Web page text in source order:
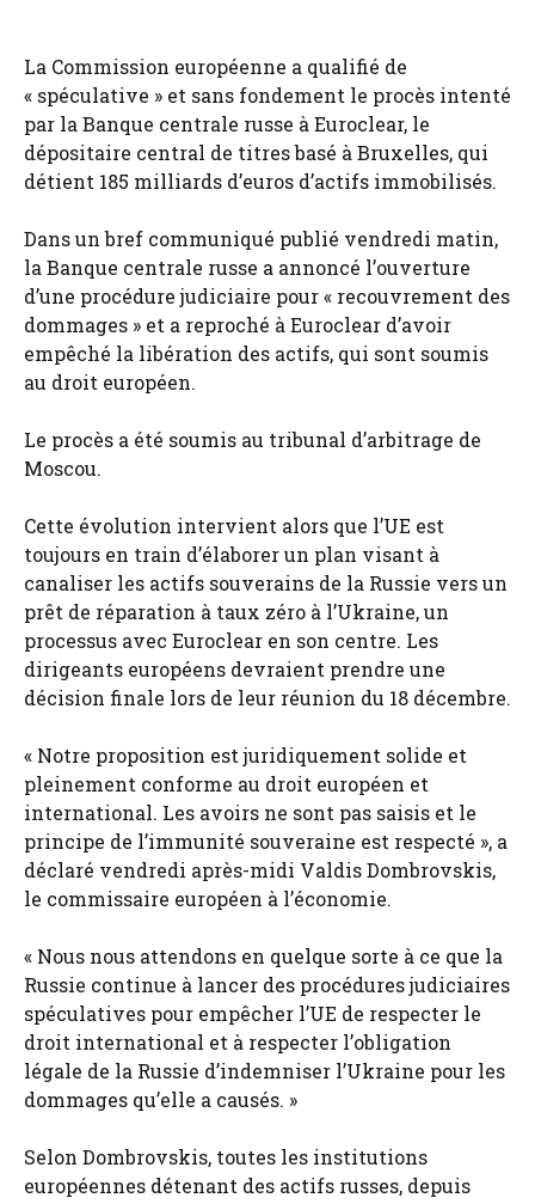
La Commission européenne a qualifié de
« spéculative » et sans fondement le procès intenté
par la Banque centrale russe à Euroclear, le
dépositaire central de titres basé à Bruxelles, qui
détient 185 milliards d’euros d’actifs immobilisés.
Dans un bref communiqué publié vendredi matin,
la Banque centrale russe a annoncé l’ouverture
d’une procédure judiciaire pour « recouvrement des
dommages » et a reproché à Euroclear d’avoir
empêché la libération des actifs, qui sont soumis
au droit européen.
Le procès a été soumis au tribunal d’arbitrage de
Moscou.
Cette évolution intervient alors que l’UE est
toujours en train d’élaborer un plan visant à
canaliser les actifs souverains de la Russie vers un
prêt de réparation à taux zéro à l’Ukraine, un
processus avec Euroclear en son centre. Les
dirigeants européens devraient prendre une
décision finale lors de leur réunion du 18 décembre.
« Notre proposition est juridiquement solide et
pleinement conforme au droit européen et
international. Les avoirs ne sont pas saisis et le
principe de l’immunité souveraine est respecté », a
déclaré vendredi après-midi Valdis Dombrovskis,
le commissaire européen à l’économie.
« Nous nous attendons en quelque sorte à ce que la
Russie continue à lancer des procédures judiciaires
spéculatives pour empêcher l’UE de respecter le
droit international et à respecter l’obligation
légale de la Russie d’indemniser l’Ukraine pour les
dommages qu’elle a causés. »
Selon Dombrovskis, toutes les institutions
européennes détenant des actifs russes, depuis